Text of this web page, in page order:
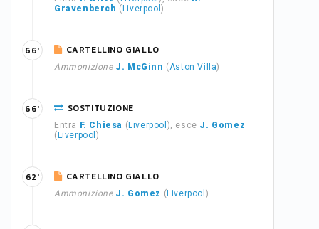
Gravenberch ( Liverpool)
CARTELLINO GIALLO
Ammonizione J. McGinn (Aston Villa)
66'
SOSTITUZIONE
Entra F. Chiesa ( Liverpool ), esce J. Gomez
( Liverpool)
66'
CARTELLINO GIALLO
Ammonizione J. Gomez ( Liverpool )
62'